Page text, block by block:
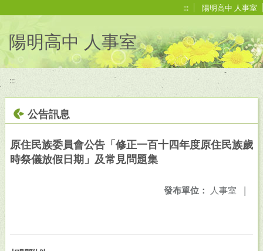
::: 陽明高中 人事室
陽明高中 人事室
:::
公告訊息
原住民族委員會公告「修正一百十四年度原住民族歲
時祭儀放假日期」及常見問題集
發布單位： 人事室 |